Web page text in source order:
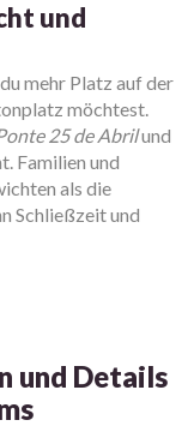
und
mehr Platz auf der
möchtest.
25 de Abrilund
Familien und
als die
Schließzeit und
und Details